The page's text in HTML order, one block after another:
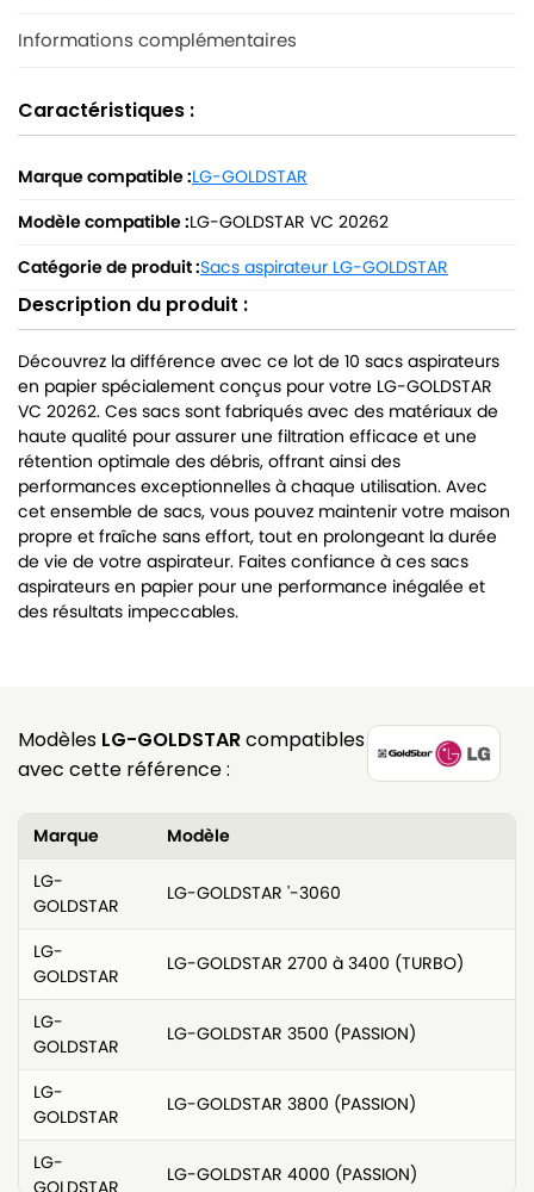
Informations complémentaires
Caractéristiques :
Marque compatible :LG-GOLDSTAR
Modèle compatible :LG-GOLDSTAR VC 20262
Catégorie de produit :Sacs aspirateur LG-GOLDSTAR
Description du produit :
Découvrez la différence avec ce lot de 10 sacs aspirateurs
en papier spécialement conçus pour votre LG-GOLDSTAR
VC 20262. Ces sacs sont fabriqués avec des matériaux de
haute qualité pour assurer une filtration efficace et une
rétention optimale des débris, offrant ainsi des
performances exceptionnelles à chaque utilisation. Avec
cet ensemble de sacs, vous pouvez maintenir votre maison
propre et fraîche sans effort, tout en prolongeant la durée
de vie de votre aspirateur. Faites confiance à ces sacs
aspirateurs en papier pour une performance inégalée et
des résultats impeccables.
Modèles LG-GOLDSTARcompatibles
avec cette référence :
Marque
Modèle
LG-
GOLDSTAR
LG-GOLDSTAR '-3060
LG-
GOLDSTAR
LG-GOLDSTAR 2700 à 3400 (TURBO)
LG-
GOLDSTAR
LG-GOLDSTAR 3500 (PASSION)
LG-
GOLDSTAR
LG-GOLDSTAR 3800 (PASSION)
LG-
GOLDSTAR
LG-GOLDSTAR 4000 (PASSION)